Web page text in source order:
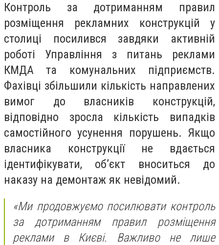
Контроль за дотриманням правил
розміщення рекламних конструкцій у
столиці посилився завдяки активній
роботі Управління з питань реклами
КМДА та комунальних підприємств.
Фахівці збільшили кількість направлених
вимог до власників конструкцій,
відповідно зросла кількість випадків
самостійного усунення порушень. Якщо
власника конструкції не вдається
ідентифікувати, об’єкт вноситься до
наказу на демонтаж як невідомий.
«Ми продовжуємо посилювати контроль
за дотриманням правил розміщення
реклами в Києві. Важливо не лише